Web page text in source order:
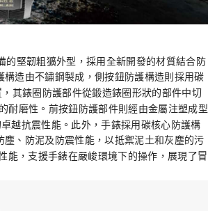
的堅韌粗獷外型， 採用全新開發的材質結合防
構造由不鏽鋼製成， 側按鈕防護構造則採用碳
，其錶圈防護部件從鍛造錶圈形狀的部件中切
耐磨性。 前按鈕防護部件則經由金屬注塑成型
越抗震性能。此外，手錶採用碳核心防護構
、 防泥及防震性能，以抵禦泥土和灰塵的污
能，支援手錶在嚴峻環境下的操作， 展現了冒